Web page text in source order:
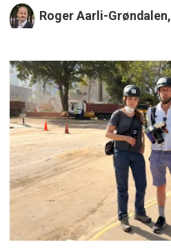
Roger Aarli-Grøndalen,